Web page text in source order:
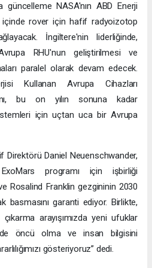
güncelleme NASA'nın ABD Enerji
içinde rover için hafif radyoizotop
İngiltere'nin liderliğinde,
RHU'nun geliştirilmesi ve
paralel olarak devam edecek.
Kullanan Avrupa Cihazları
bu on yılın sonuna kadar
için uçtan uca bir Avrupa
Direktörü Daniel Neuenschwander,
programı için işbirliği
Rosalind Franklin gezgininin 2030
basmasını garanti ediyor. Birlikte,
arayışımızda yeni ufuklar
öncü olma ve insan bilgisini
gösteriyoruz” dedi.